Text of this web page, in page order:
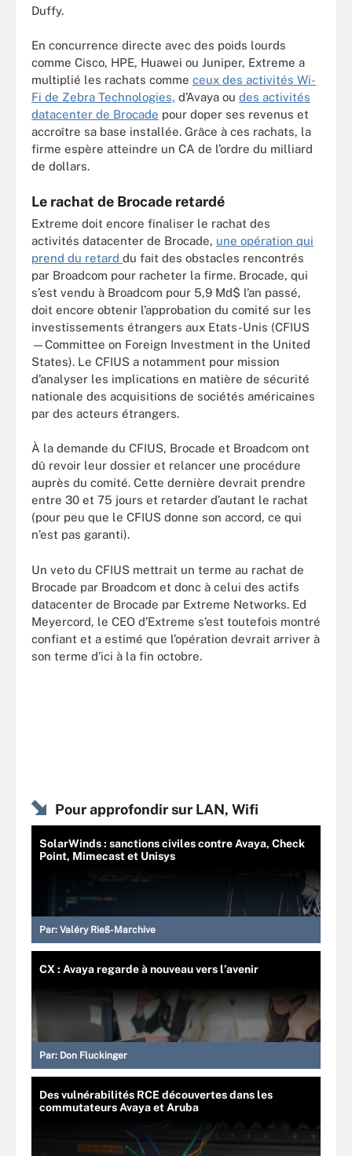
Duffy.
En concurrence directe avec des poids lourds
comme Cisco, HPE, Huawei ou Juniper, Extreme a
multiplié les rachats comme ceux des activités Wi-
Fi de Zebra Technologies, d’Avaya ou des activités
datacenter de Brocade pour doper ses revenus et
accroître sa base installée. Grâce à ces rachats, la
firme espère atteindre un CA de l’ordre du milliard
de dollars.
Le rachat de Brocade retardé
Extreme doit encore finaliser le rachat des
activités datacenter de Brocade, une opération qui
prend du retard du fait des obstacles rencontrés
par Broadcom pour racheter la firme. Brocade, qui
s’est vendu à Broadcom pour 5,9 Md$ l’an passé,
doit encore obtenir l’approbation du comité sur les
investissements étrangers aux Etats-Unis (CFIUS
—Committee on Foreign Investment in the United
States). Le CFIUS a notamment pour mission
d’analyser les implications en matière de sécurité
nationale des acquisitions de sociétés américaines
par des acteurs étrangers.
À la demande du CFIUS, Brocade et Broadcom ont
dû revoir leur dossier et relancer une procédure
auprès du comité. Cette dernière devrait prendre
entre 30 et 75 jours et retarder d’autant le rachat
(pour peu que le CFIUS donne son accord, ce qui
n’est pas garanti).
Un veto du CFIUS mettrait un terme au rachat de
Brocade par Broadcom et donc à celui des actifs
datacenter de Brocade par Extreme Networks. Ed
Meyercord, le CEO d’Extreme s’est toutefois montré
confiant et a estimé que l’opération devrait arriver à
son terme d’ici à la fin octobre.
Pour approfondir sur LAN, Wifi
SolarWinds : sanctions civiles contre Avaya, Check
Point, Mimecast et Unisys
Par: Valéry Rieß-Marchive
CX : Avaya regarde à nouveau vers l’avenir
Par: Don Fluckinger
Des vulnérabilités RCE découvertes dans les
commutateurs Avaya et Aruba